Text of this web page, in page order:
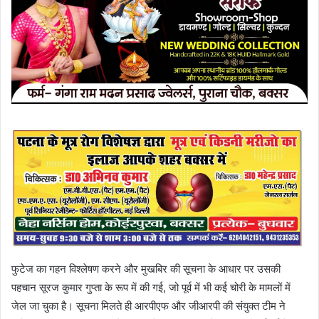
फुटेज का गहन विश्लेषण करने और मुखबिर की सूचना के आधार पर उसकी
पहचान सूरज कुमार गुप्ता के रूप में की गई, जो पूर्व में भी कई चोरी के मामलों में
जेल जा चुका है। सूचना मिलते ही आरपीएफ और जीआरपी की संयुक्त टीम ने